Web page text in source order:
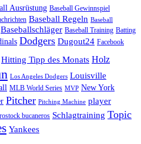
Ausrüstung Baseball Gewinnspiel
Baseball Regeln Baseball
Baseballschläger Baseball Training Batting
Dodgers Dugout24 Facebook
Hitting Tipp des Monats Holz
Los Angeles Dodgers Louisville
MLB World Series MVP New York
Pitcher Pitching Machine player
rostock bucaneros Schlagtraining Topic
Yankees